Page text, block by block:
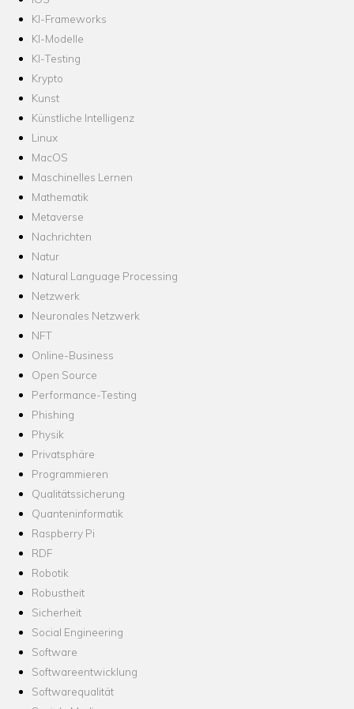
KI-Frameworks
KI-Modelle
KI-Testing
Krypto
Kunst
Künstliche Intelligenz
Linux
MacOS
Maschinelles Lernen
Mathematik
Metaverse
Nachrichten
Natur
Natural Language Processing
Netzwerk
Neuronales Netzwerk
NFT
Online-Business
Open Source
Performance-Testing
Phishing
Physik
Privatsphäre
Programmieren
Qualitätssicherung
Quanteninformatik
Raspberry Pi
RDF
Robotik
Robustheit
Sicherheit
Social Engineering
Software
Softwareentwicklung
Softwarequalität